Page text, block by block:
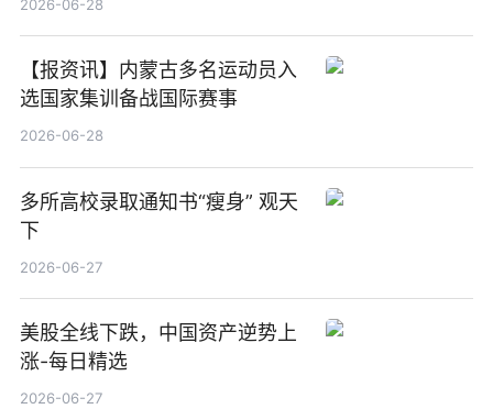
2026-06-28
【报资讯】内蒙古多名运动员入
选国家集训备战国际赛事
2026-06-28
多所高校录取通知书“瘦身” 观天
下
2026-06-27
美股全线下跌，中国资产逆势上
涨-每日精选
2026-06-27